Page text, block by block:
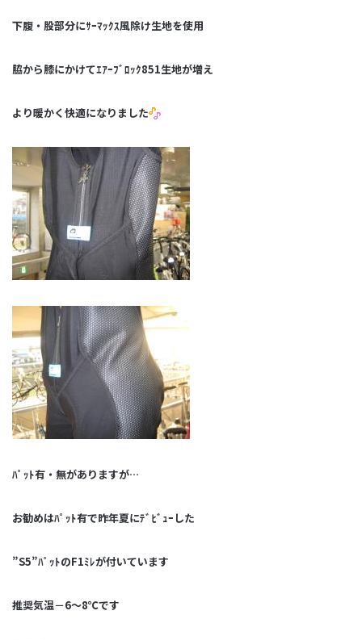
下腹・股部分にｻｰﾏｯｸｽ風除け生地を使用
脇から膝にかけてｴｱｰﾌﾞﾛｯｸ851生地が増え
より暖かく快適になりました
ﾊﾟｯﾄ有・無がありますが…
お勧めはﾊﾟｯﾄ有で昨年夏にﾃﾞﾋﾞｭｰした
”S5”ﾊﾟｯﾄのF1ﾐﾚが付いています
推奨気温－6～8℃です